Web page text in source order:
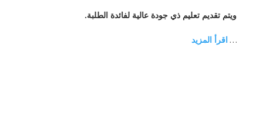
ويتم تقديم تعليم ذي جودة عالية لفائدة الطلبة.
… اقرأ المزيد